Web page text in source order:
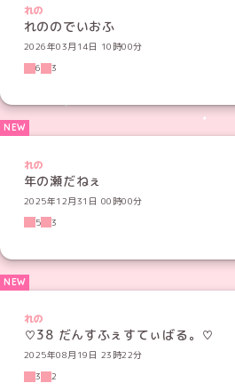
れの
れののでいおふ
2026年03月14日 10時00分
6
3
れの
年の瀬だねぇ
2025年12月31日 00時00分
5
3
れの
♡38 だんすふぇすてぃばる。♡
2025年08月19日 23時22分
3
2